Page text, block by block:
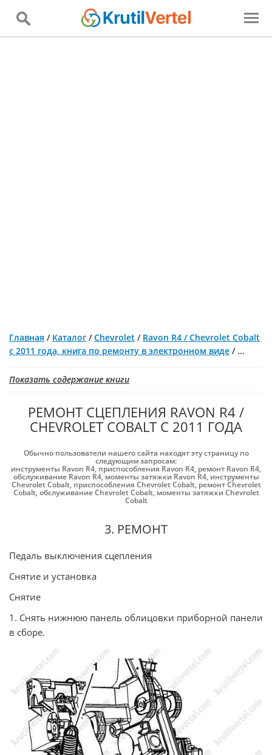
Главная / Каталог /Chevrolet / Ravon R4 / Chevrolet Cobalt
с 2011 года, книга по ремонту в электронном виде / ...
Показать содержание книги
РЕМОНТ СЦЕПЛЕНИЯ RAVON R4 /
CHEVROLET COBALT С 2011 ГОДА
Обычно пользователи нашего сайта находят эту страницу по
следующим запросам:
инструменты Ravon R4, приспособления Ravon R4, ремонт Ravon R4,
обслуживание Ravon R4,моменты затяжки Ravon R4, инструменты
Chevrolet Cobalt, приспособления Chevrolet Cobalt, ремонт Chevrolet
Cobalt,обслуживание Chevrolet Cobalt, моменты затяжки Chevrolet
Cobalt
3. РЕМОНТ
Педаль выключения сцепления
Снятие и установка
Снятие
1. Снять нижнюю панель облицовки приборной панели
в сборе.